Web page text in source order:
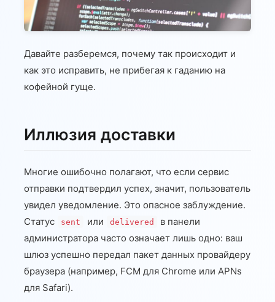
Давайте разберемся, почему так происходит и
как это исправить, не прибегая к гаданию на
кофейной гуще.
Иллюзия доставки
Многие ошибочно полагают, что если сервис
отправки подтвердил успех, значит, пользователь
увидел уведомление. Это опасное заблуждение.
Статус
sent или delivered
в панели
администратора часто означает лишь одно: ваш
шлюз успешно передал пакет данных провайдеру
браузера (например, FCM для Chrome или APNs
для Safari).